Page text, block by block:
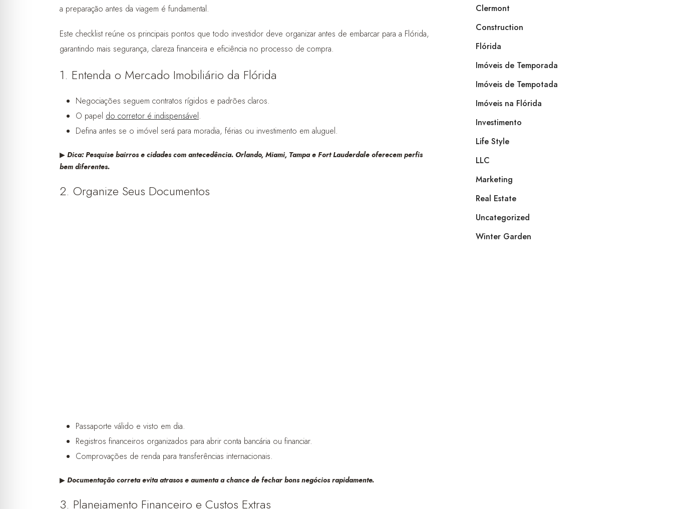
a preparação antes da viagem é fundamental.
Este checklist reúne os principais pontos que todo investidor deve organizar antes de embarcar para a Flórida,
garantindo mais segurança, clareza financeira e eficiência no processo de compra.
1. Entenda o Mercado Imobiliário da Flórida
Negociações seguem contratos rígidos e padrões claros.
O papel do corretor é indispensável.
Defina antes se o imóvel será para moradia, férias ou investimento em aluguel.
▶︎ Dica: Pesquise bairros e cidades com antecedência. Orlando, Miami, Tampa e Fort Lauderdale oferecem perfis
bem diferentes.
2. Organize Seus Documentos
Passaporte válido e visto em dia.
Registros financeiros organizados para abrir conta bancária ou financiar.
Comprovações de renda para transferências internacionais.
▶︎ Documentação correta evita atrasos e aumenta a chance de fechar bons negócios rapidamente.
3. Planejamento Financeiro e Custos Extras
Clermont
Construction
Flórida
Imóveis de Temporada
Imóveis de Tempotada
Imóveis na Flórida
Investimento
Life Style
LLC
Marketing
Real Estate
Uncategorized
Winter Garden